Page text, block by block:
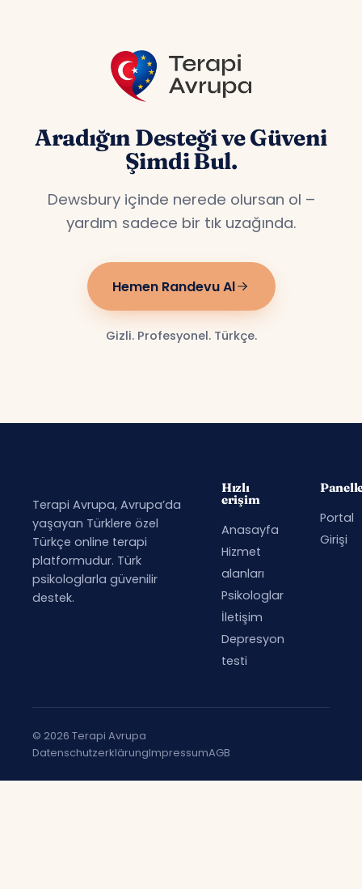
Aradığın Desteği ve Güveni
Şimdi Bul.
Dewsbury içinde nerede olursan ol –
yardım sadece bir tık uzağında.
Hemen Randevu Al
Gizli. Profesyonel. Türkçe.
Terapi Avrupa, Avrupa’da
yaşayan Türklere özel
Türkçe online terapi
platformudur. Türk
psikologlarla güvenilir
destek.
Hızlı
erişim
Anasayfa
Hizmet
alanları
Psikologlar
İletişim
Depresyon
testi
Portal
Girişi
© 2026 Terapi Avrupa
DatenschutzerklärungImpressumAGB